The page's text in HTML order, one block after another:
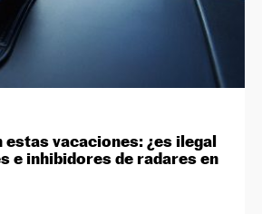
estas vacaciones: ¿es ilegal
e inhibidores de radares en